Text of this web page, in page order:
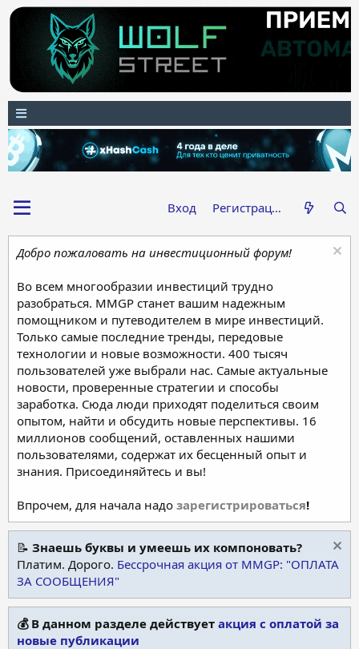
Вход Регистрация
Добро пожаловать на инвестиционный форум!
Во всем многообразии инвестиций трудно
разобраться. MMGP станет вашим надежным
помощником и путеводителем в мире инвестиций.
Только самые последние тренды, передовые
технологии и новые возможности. 400 тысяч
пользователей уже выбрали нас. Самые актуальные
новости, проверенные стратегии и способы
заработка. Сюда люди приходят поделиться своим
опытом, найти и обсудить новые перспективы. 16
миллионов сообщений, оставленных нашими
пользователями, содержат их бесценный опыт и
знания. Присоединяйтесь и вы!
Впрочем, для начала надо зарегистрироваться!
📝 Знаешь буквы и умеешь их компоновать?
Платим. Дорого. Бессрочная акция от MMGP: "ОПЛАТА
ЗА СООБЩЕНИЯ"
💰 В данном разделе действует акция с оплатой за
новые публикации